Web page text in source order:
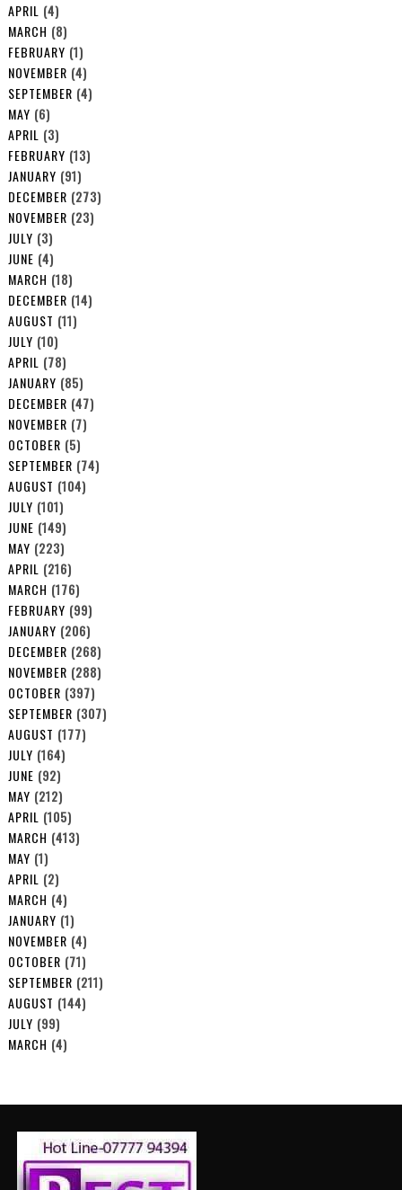
APRIL (4)
MARCH (8)
FEBRUARY (1)
NOVEMBER (4)
SEPTEMBER (4)
MAY (6)
APRIL (3)
FEBRUARY (13)
JANUARY (91)
DECEMBER (273)
NOVEMBER (23)
JULY (3)
JUNE (4)
MARCH (18)
DECEMBER (14)
AUGUST (11)
JULY (10)
APRIL (78)
JANUARY (85)
DECEMBER (47)
NOVEMBER (7)
OCTOBER (5)
SEPTEMBER (74)
AUGUST (104)
JULY (101)
JUNE (149)
MAY (223)
APRIL (216)
MARCH (176)
FEBRUARY (99)
JANUARY (206)
DECEMBER (268)
NOVEMBER (288)
OCTOBER (397)
SEPTEMBER (307)
AUGUST (177)
JULY (164)
JUNE (92)
MAY (212)
APRIL (105)
MARCH (413)
MAY (1)
APRIL (2)
MARCH (4)
JANUARY (1)
NOVEMBER (4)
OCTOBER (71)
SEPTEMBER (211)
AUGUST (144)
JULY (99)
MARCH (4)